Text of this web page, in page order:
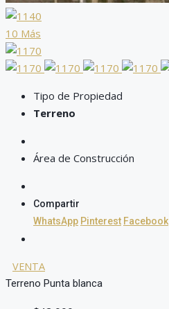
10 Más
Tipo de Propiedad
Terreno
Área de Construcción
Compartir
WhatsApp Pinterest Facebook
VENTA
Terreno Punta blanca